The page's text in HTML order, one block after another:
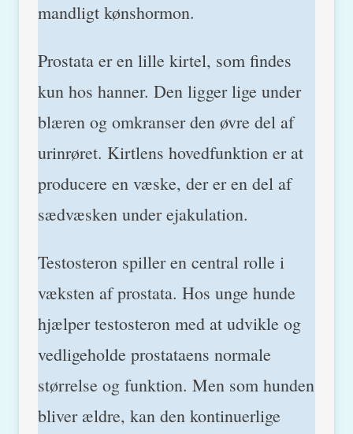
mandligt kønshormon.
Prostata er en lille kirtel, som findes
kun hos hanner. Den ligger lige under
blæren og omkranser den øvre del af
urinrøret. Kirtlens hovedfunktion er at
producere en væske, der er en del af
sædvæsken under ejakulation.
Testosteron spiller en central rolle i
væksten af prostata. Hos unge hunde
hjælper testosteron med at udvikle og
vedligeholde prostataens normale
størrelse og funktion. Men som hunden
bliver ældre, kan den kontinuerlige